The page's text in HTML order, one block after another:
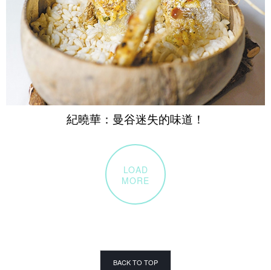
紀曉華：曼谷迷失的味道！
LOAD
MORE
BACK TO TOP